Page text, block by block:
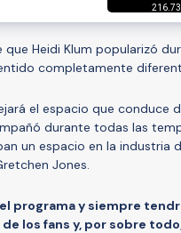
que Heidi Klum popularizó
completamente
el espacio que conduce
durante todas las
un espacio en la industria
Jones.
programa y siempre
los fans y, por sobre